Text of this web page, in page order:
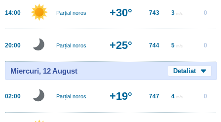
14:00 Parţial noros +30° 743 3 m/s 0
20:00 Parțial noros +25° 744 5 m/s 0
Miercuri, 12 August Detaliat
02:00 Parțial noros +19° 747 4 m/s 0